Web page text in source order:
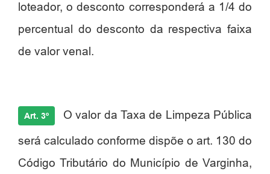
loteador, o desconto corresponderá a 1/4 do
percentual do desconto da respectiva faixa
de valor venal.
Art. 3º O valor da Taxa de Limpeza Pública
será calculado conforme dispõe o art. 130 do
Código Tributário do Município de Varginha,